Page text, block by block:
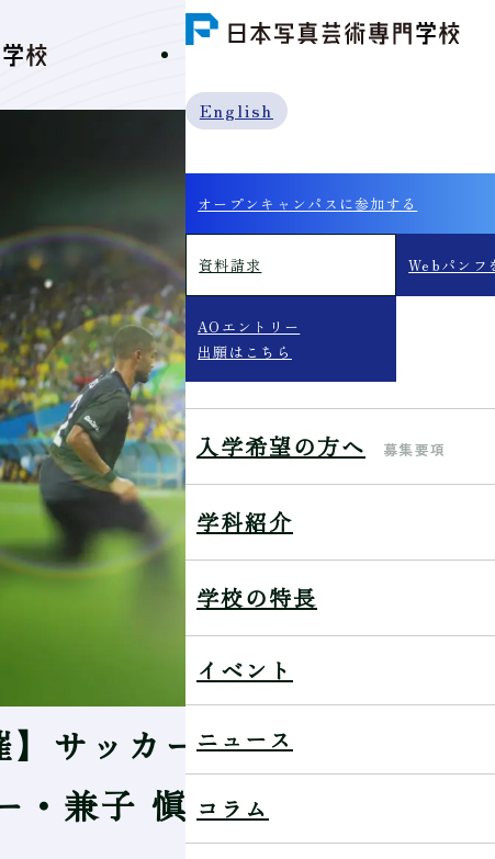
English
オープンキャンパスに参加する
資料請求 Webパンフ
AOエントリー
出願はこちら
入学希望の方へ 募集要項
学科紹介
学校の特長
イベント
ニュース
コラム
サッカーワールドカップ
・兼子 愼一郎トークイベン